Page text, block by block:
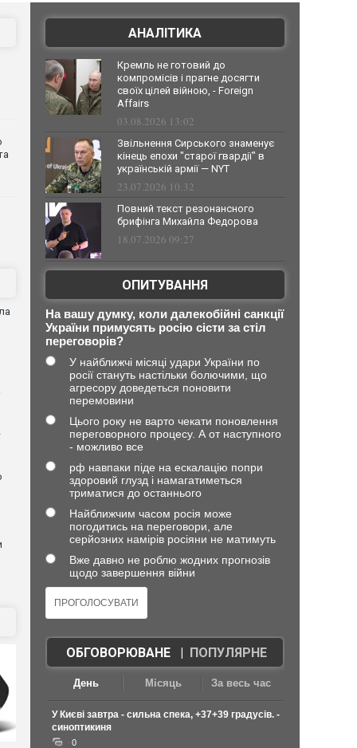
АНАЛІТИКА
Кремль не готовий до
компромісів і прагне досягти
своїх цілей війною, - Foreign
Affairs
03.08.2026 13:02
Звільнення Сирського знаменує
кінець епохи "старої гвардії" в
українській армії — NYT
23.07.2026 10:32
Повний текст резонансного
брифінга Михайла Федорова
18.07.2026 09:27
ОПИТУВАННЯ
На вашу думку, коли далекобійні санкції
України примусять росію сісти за стіл
переговорів?
У найближчі місяці удари України по
росії стануть настільки болючими, що
агресору доведеться поновити
перемовини
Цього року не варто чекати поновлення
переговорного процесу. А от наступного
- можливо все
рф навпаки піде на ескалацію попри
здоровий глузд і намагатиметься
триматися до останнього
Найближчим часом росія може
погодитись на переговори, але
серйозних намірів росіяни не матимуть
Вже давно не роблю жодних прогнозів
щодо завершення війни
ОБГОВОРЮВАНЕ| ПОПУЛЯРНЕ
День Місяць За весь час
У Києві завтра - сильна спека, +37+39 градусів. -
синоптикиня
0